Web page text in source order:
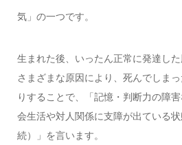
気」の一つです。
生まれた後、いったん正常に発達した
さまざまな原因により、死んでしま
りすることで、「記憶・判断力の障
会生活や対人関係に支障が出ている
続）」を言います。